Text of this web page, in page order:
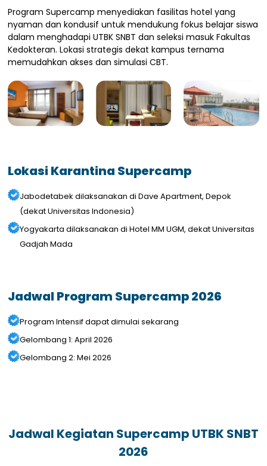
Program Supercamp menyediakan fasilitas hotel yang
nyaman dan kondusif untuk mendukung fokus belajar siswa
dalam menghadapi UTBK SNBT dan seleksi masuk Fakultas
Kedokteran. Lokasi strategis dekat kampus ternama
memudahkan akses dan simulasi CBT.
Lokasi Karantina Supercamp
Jabodetabek dilaksanakan di Dave Apartment, Depok
(dekat Universitas Indonesia)
Yogyakarta dilaksanakan di Hotel MM UGM, dekat Universitas
Gadjah Mada
Jadwal Program Supercamp 2026
Program Intensif dapat dimulai sekarang
Gelombang 1: April 2026
Gelombang 2: Mei 2026
Jadwal Kegiatan Supercamp UTBK SNBT
2026